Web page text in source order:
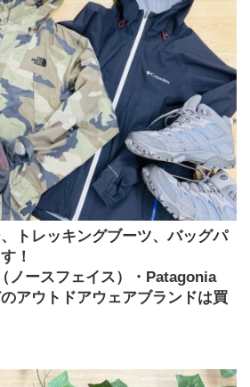
トレッキングブーツ、バッグパ
！
ノースフェイス）・Patagonia
のアウトドアウェアブランドは買